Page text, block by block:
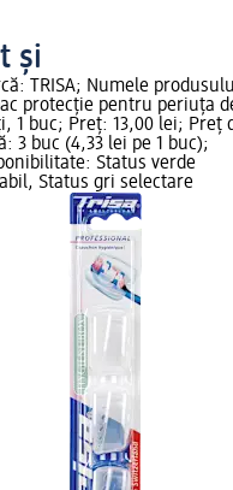
și
TRISA; Numele
protecție pentru periuța
1 buc; Preț: 13,00 lei; Preț
3 buc (4,33 lei pe 1 buc);
Status verde
Status gri selectare